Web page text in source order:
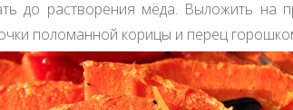
до растворения мёда. Выложить на
поломанной корицы и перец